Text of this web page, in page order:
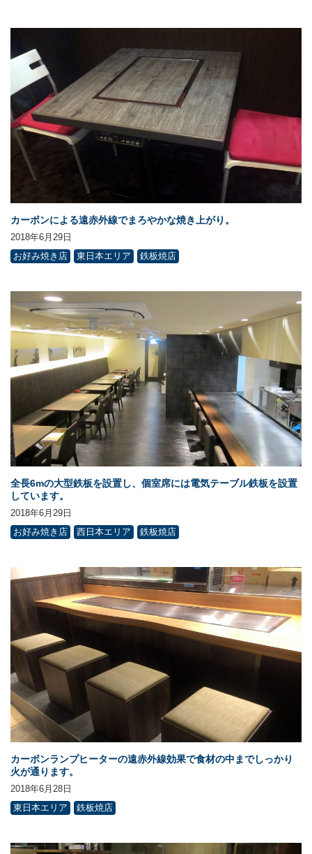
カーボンによる遠赤外線でまろやかな焼き上がり。
2018年6月29日
お好み焼き店
東日本エリア 鉄板焼店
全長6mの大型鉄板を設置し、個室席には電気テーブル鉄板を設置
しています。
2018年6月29日
お好み焼き店
西日本エリア 鉄板焼店
カーボンランプヒーターの遠赤外線効果で食材の中までしっかり
火が通ります。
2018年6月28日
東日本エリア
鉄板焼店